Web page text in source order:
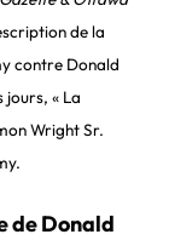
de la
contre Donald
jours, « La
Wright Sr.
de Donald